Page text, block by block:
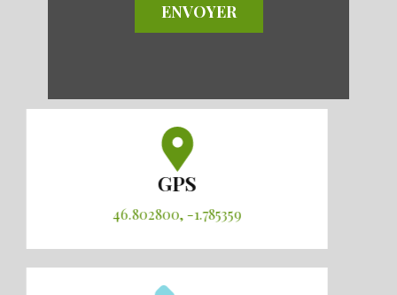
ENVOYER
GPS
46.802800, -1.785359